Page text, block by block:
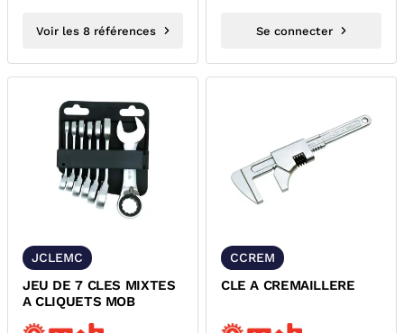
Voir les 8 références Se connecter
JCLEMC
JEU DE 7 CLES MIXTES
A CLIQUETS MOB
CCREM
CLE A CREMAILLERE